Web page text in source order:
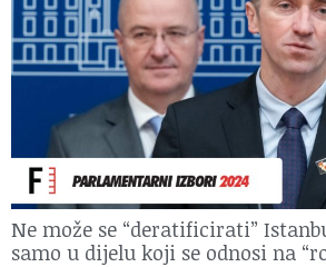
Ne može se “deratificirati”
samo u dijelu koji se odnosi na